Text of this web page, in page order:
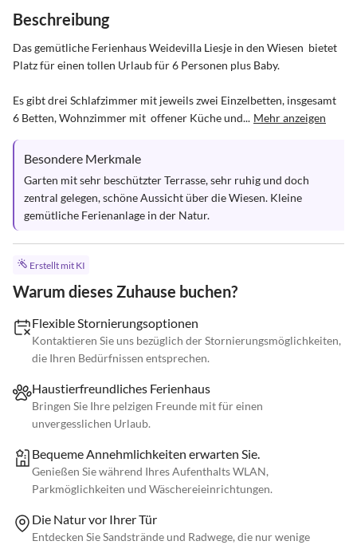
Beschreibung
Das gemütliche Ferienhaus Weidevilla Liesje in den Wiesen  bietet
Platz für einen tollen Urlaub für 6 Personen plus Baby.
Es gibt drei Schlafzimmer mit jeweils zwei Einzelbetten, insgesamt
6 Betten, Wohnzimmer mit  offener Küche und... Mehr anzeigen
Besondere Merkmale
Garten mit sehr beschützter Terrasse, sehr ruhig und doch
zentral gelegen, schöne Aussicht über die Wiesen. Kleine
gemütliche Ferienanlage in der Natur.
Erstellt mit KI
Warum dieses Zuhause buchen?
Flexible Stornierungsoptionen
Kontaktieren Sie uns bezüglich der Stornierungsmöglichkeiten,
die Ihren Bedürfnissen entsprechen.
Haustierfreundliches Ferienhaus
Bringen Sie Ihre pelzigen Freunde mit für einen
unvergesslichen Urlaub.
Bequeme Annehmlichkeiten erwarten Sie.
Genießen Sie während Ihres Aufenthalts WLAN,
Parkmöglichkeiten und Wäschereieinrichtungen.
Die Natur vor Ihrer Tür
Entdecken Sie Sandstrände und Radwege, die nur wenige